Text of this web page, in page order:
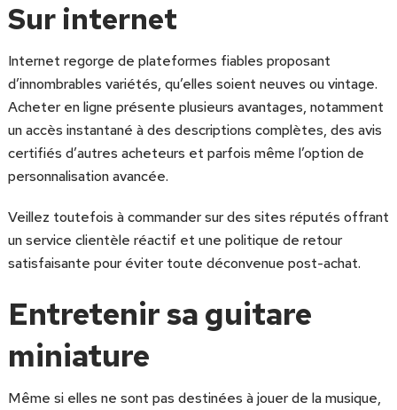
Sur internet
Internet regorge de plateformes fiables proposant
d’innombrables variétés, qu’elles soient neuves ou vintage.
Acheter en ligne présente plusieurs avantages, notamment
un accès instantané à des descriptions complètes, des avis
certifiés d’autres acheteurs et parfois même l’option de
personnalisation avancée.
Veillez toutefois à commander sur des sites réputés offrant
un service clientèle réactif et une politique de retour
satisfaisante pour éviter toute déconvenue post-achat.
Entretenir sa guitare
miniature
Même si elles ne sont pas destinées à jouer de la musique,